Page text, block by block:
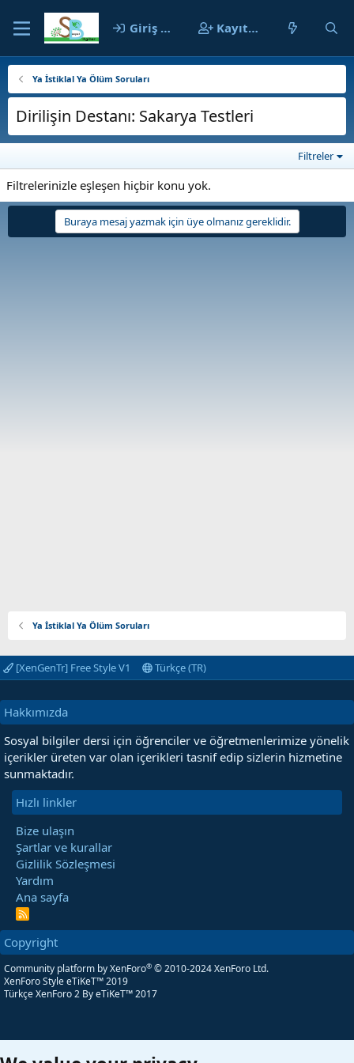
Giriş yap Kayıt ol
Ya İstiklal Ya Ölüm Soruları
Dirilişin Destanı: Sakarya Testleri
Filtreler
Filtrelerinizle eşleşen hiçbir konu yok.
Buraya mesaj yazmak için üye olmanız gereklidir.
Ya İstiklal Ya Ölüm Soruları
[XenGenTr] Free Style V1 Türkçe (TR)
Hakkımızda
Sosyal bilgiler dersi için öğrenciler ve öğretmenlerimize yönelik
içerikler üreten var olan içerikleri tasnif edip sizlerin hizmetine
sunmaktadır.
Hızlı linkler
Bize ulaşın
Şartlar ve kurallar
Gizlilik Sözleşmesi
Yardım
Ana sayfa
R
S
Copyright
Community platform by XenForo® © 2010-2024 XenForo Ltd.
XenForo Style eTiKeT™ 2019
Türkçe XenForo 2 By eTiKeT™ 2017